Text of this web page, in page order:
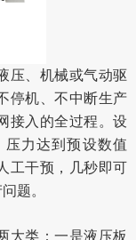
、机械或气动驱
停机、不中断生产
接入的全过程。设
力达到预设数值
工干预，几秒即可
题。
类：一是液压板